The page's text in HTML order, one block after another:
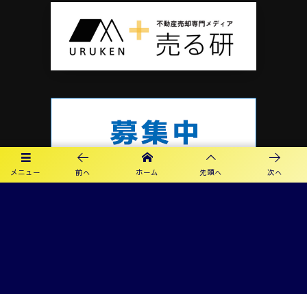
メニュー 前へ ホーム 先頭へ 次へ